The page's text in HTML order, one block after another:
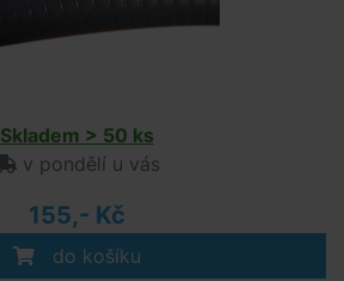
Skladem > 50 ks
v pondělí u vás
155,- Kč
do košíku